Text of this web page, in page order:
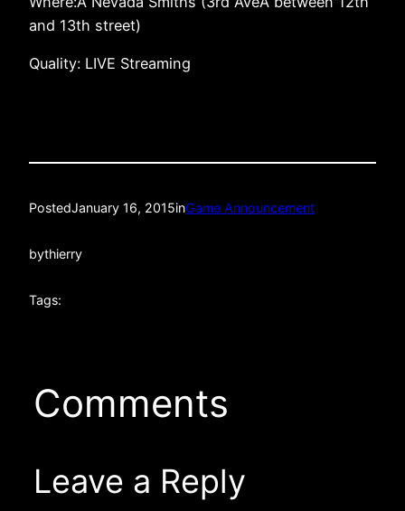
and 13th street)
Quality: LIVE Streaming
PostedJanuary 16, 2015inGame Announcement
bythierry
Tags:
Comments
Leave a Reply